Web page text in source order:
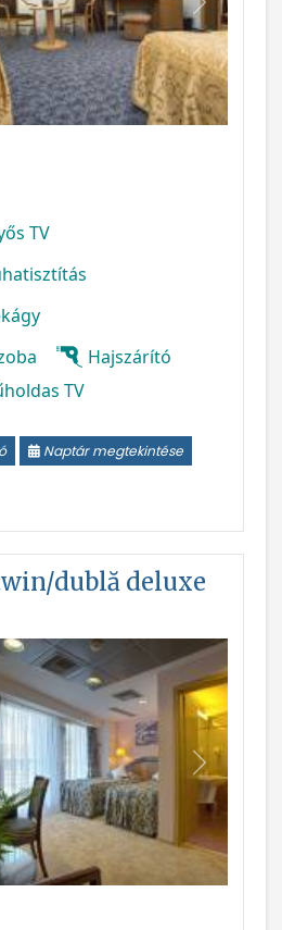
TV
Hajszárító
TV
Naptár megtekintése
dublă deluxe